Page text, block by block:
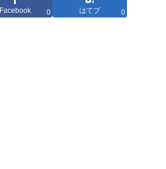
Facebook 0 はてブ 0